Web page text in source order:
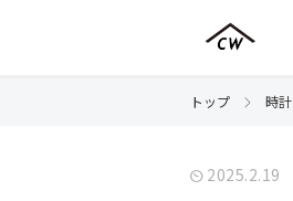
トップ 時計
2025.2.19